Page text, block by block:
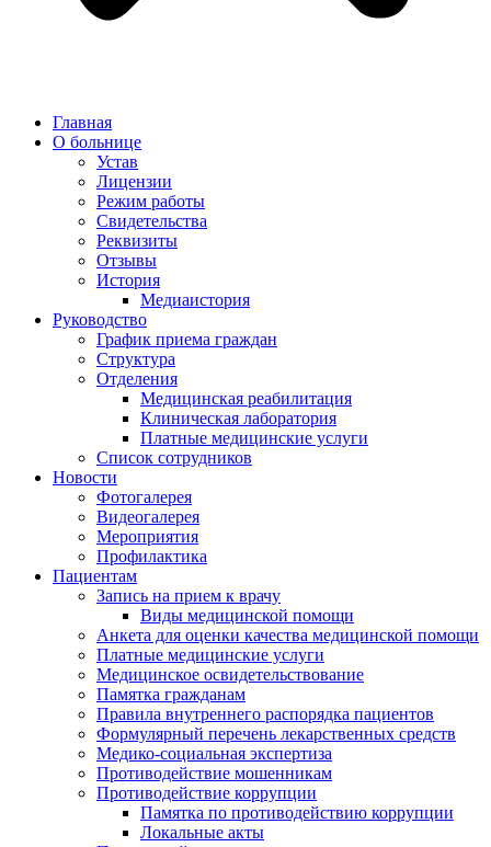
Главная
О больнице
Устав
Лицензии
Режим работы
Свидетельства
Реквизиты
Отзывы
История
Медиаистория
Руководство
График приема граждан
Структура
Отделения
Медицинская реабилитация
Клиническая лаборатория
Платные медицинские услуги
Список сотрудников
Новости
Фотогалерея
Видеогалерея
Мероприятия
Профилактика
Пациентам
Запись на прием к врачу
Виды медицинской помощи
Анкета для оценки качества медицинской помощи
Платные медицинские услуги
Медицинское освидетельствование
Памятка гражданам
Правила внутреннего распорядка пациентов
Формулярный перечень лекарственных средств
Медико-социальная экспертиза
Противодействие мошенникам
Противодействие коррупции
Памятка по противодействию коррупции
Локальные акты